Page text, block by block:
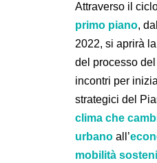
Attraverso il
primo piano,
2022, si aprirà
del processo
incontri per
strategici del
clima che
urbanoall’
mobilità